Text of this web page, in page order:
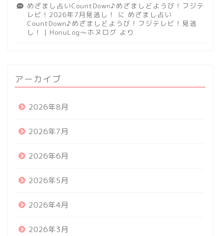
めざまし占いCountDown♪めざましどようび！フジテ
レビ！2026年7月見逃し！
に めざまし占い
CountDown♪めざましどようび！フジテレビ！見逃
し！ | HonuLog～ホヌログ より
アーカイブ
2026年8月
2026年7月
2026年6月
2026年5月
2026年4月
2026年3月